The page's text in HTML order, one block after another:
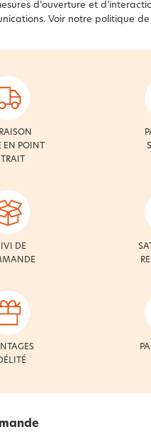
d’ouverture et
Voir notre politique
EN POINT
DE